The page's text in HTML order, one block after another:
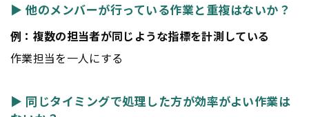
▶ 他のメンバーが行っている作業と重複はないか？
例：複数の担当者が同じような指標を計測している
作業担当を一人にする
▶ 同じタイミングで処理した方が効率がよい作業は